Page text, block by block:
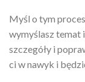
Myśl o tym
wymyślasz temat
szczegóły i
ci w nawyk i